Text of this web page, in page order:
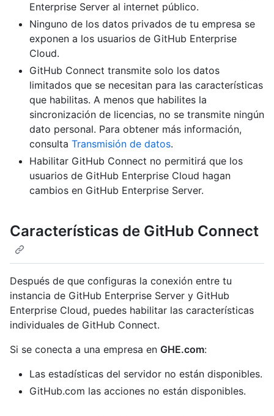
Enterprise Server al internet público.
Ninguno de los datos privados de tu empresa se
exponen a los usuarios de GitHub Enterprise
Cloud.
GitHub Connect transmite solo los datos
limitados que se necesitan para las características
que habilitas. A menos que habilites la
sincronización de licencias, no se transmite ningún
dato personal. Para obtener más información,
consulta Transmisión de datos.
Habilitar GitHub Connect no permitirá que los
usuarios de GitHub Enterprise Cloud hagan
cambios en GitHub Enterprise Server.
Características de GitHub Connect
Después de que configuras la conexión entre tu
instancia de GitHub Enterprise Server y GitHub
Enterprise Cloud, puedes habilitar las características
individuales de GitHub Connect.
Si se conecta a una empresa en GHE.com:
Las estadísticas del servidor no están disponibles.
GitHub.com las acciones no están disponibles.